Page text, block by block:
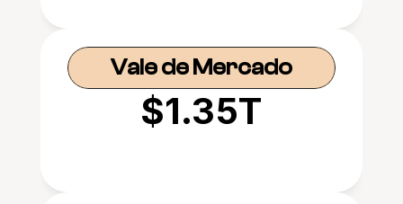
Vale de Mercado
$1.35T